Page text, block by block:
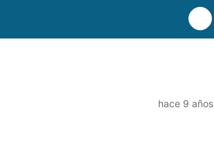
hace 9 años